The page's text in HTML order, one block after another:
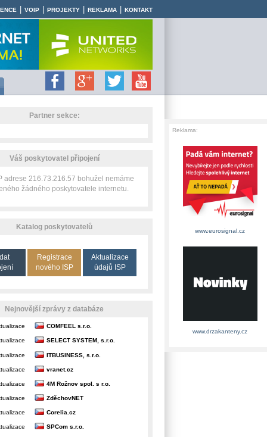
VOIP PROJEKTY REKLAMA KONTAKT
Partner sekce:
Váš poskytovatel připojení
adrese 216.73.216.57 bohužel nemáme
žádného poskytovatele internetu.
Katalog poskytovatelů
Registrace
nového ISP
Aktualizace
údajů ISP
Nejnovější zprávy z databáze
COMFEEL s.r.o.
SELECT SYSTEM, s.r.o.
ITBUSINESS, s.r.o.
vranet.cz
4M Rožnov spol. s r.o.
ZděchovNET
Corelia.cz
SPCom s.r.o.
Reklama:
www.eurosignal.cz
www.drzakanteny.cz